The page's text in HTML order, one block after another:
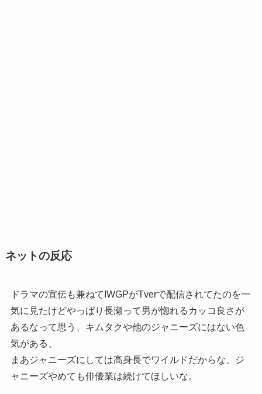
ネットの反応
ドラマの宣伝も兼ねてIWGPがTverで配信されてたのを一
気に見たけどやっぱり長瀬って男が惚れるカッコ良さが
あるなって思う、キムタクや他のジャニーズにはない色
気がある、
まあジャニーズにしては高身長でワイルドだからな、ジ
ャニーズやめても俳優業は続けてほしいな。